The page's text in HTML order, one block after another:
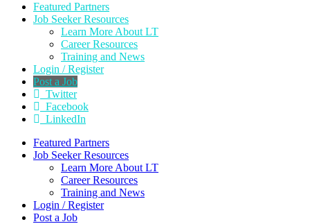
Featured Partners
Job Seeker Resources
Learn More About LT
Career Resources
Training and News
Login / Register
Post a Job
Twitter
Facebook
LinkedIn
Featured Partners
Job Seeker Resources
Learn More About LT
Career Resources
Training and News
Login / Register
Post a Job